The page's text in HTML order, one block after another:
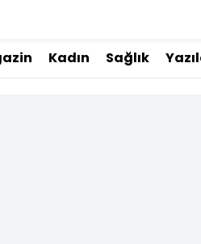
Kadın Sağlık